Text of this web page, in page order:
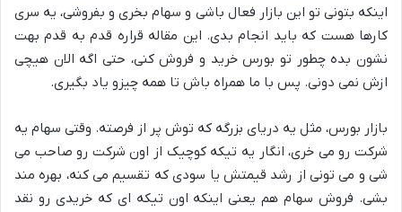
اینکه بتونی تو این بازار فعال باشی و سهام بخری و بفروشی، یه سری
کارها هست که باید انجام بدی. این مقاله قراره قدم به قدم بهت
نشون بده چطور تو بورس خرید و فروش کنی، حتی اگه الان هیچی
ازش نمی دونی. پس با ما همراه باش تا همه چیزو یاد بگیری.
بازار بورس، مثل یه دریای بزرگه که توش پر از فرصته. وقتی سهام یه
شرکت رو می خری، انگار یه تیکه کوچیک از اون شرکت رو صاحب می
شی و می تونی از رشد قیمتش یا سودی که تقسیم می کنه، بهره مند
بشی. فروش سهام هم یعنی اینکه اون تیکه ای که خریدی رو نقد